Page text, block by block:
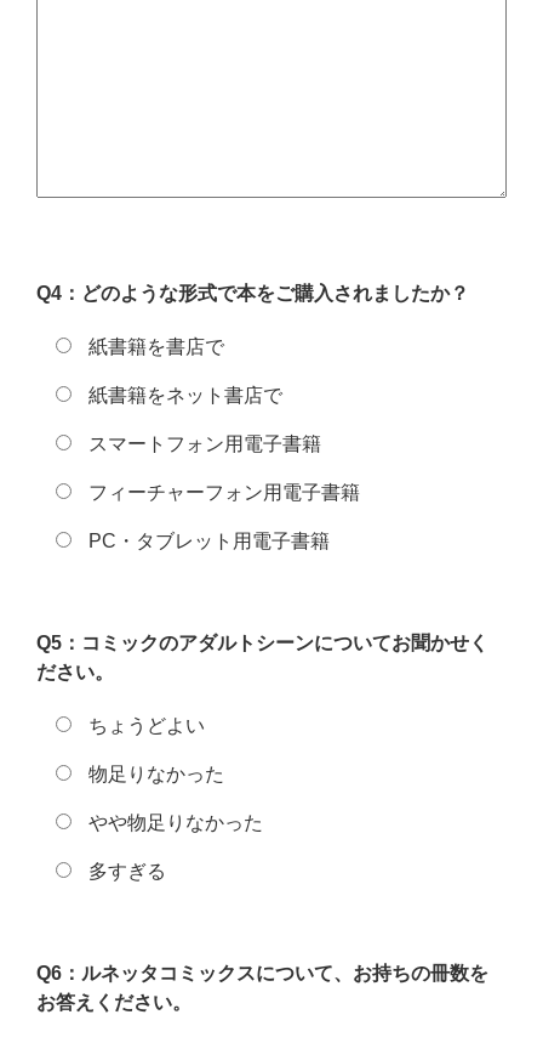
Q4：どのような形式で本をご購入されましたか？
紙書籍を書店で
紙書籍をネット書店で
スマートフォン用電子書籍
フィーチャーフォン用電子書籍
PC・タブレット用電子書籍
Q5：コミックのアダルトシーンについてお聞かせく
ださい。
ちょうどよい
物足りなかった
やや物足りなかった
多すぎる
Q6：ルネッタコミックスについて、お持ちの冊数を
お答えください。